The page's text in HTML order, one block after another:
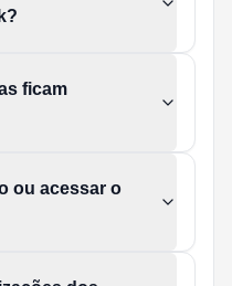
ficam
ou acessar o